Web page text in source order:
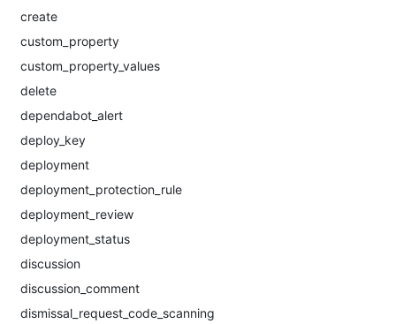
create
custom_property
custom_property_values
delete
dependabot_alert
deploy_key
deployment
deployment_protection_rule
deployment_review
deployment_status
discussion
discussion_comment
dismissal_request_code_scanning